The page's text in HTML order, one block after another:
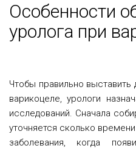
Особенности
уролога при
Чтобы правильно выставить
варикоцеле, урологи
исследований. Сначала
уточняется сколько
заболевания, когда